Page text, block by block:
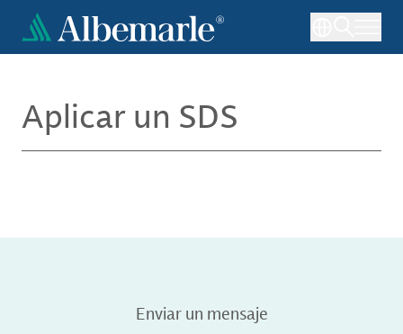
Pasar
contenido
Aplicar un SDS
Enviar un mensaje